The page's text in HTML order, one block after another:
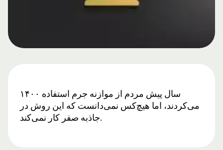
۱۴۰۰ سال پیش مردم از موازنه جرم استفاده
می‌کردند، اما هیچ‌کس نمی‌دانست که این روش در
جاذبه صفر کار نمی‌کند.